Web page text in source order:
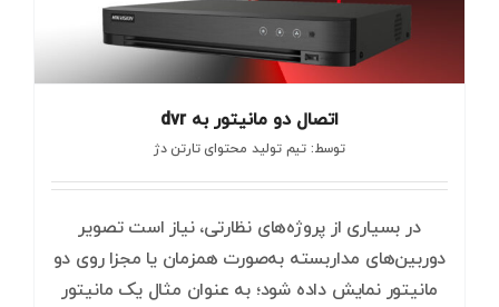
اتصال دو مانیتور به dvr
توسط: تیم تولید محتوای تارتن دژ
در بسیاری از پروژه‌های نظارتی، نیاز است تصویر
دوربین‌های مداربسته به‌صورت همزمان یا مجزا روی دو
مانیتور نمایش داده شود؛ به عنوان مثال یک مانیتور